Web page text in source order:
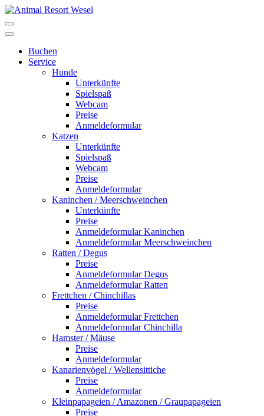
Buchen
Service
Hunde
Unterkünfte
Spielspaß
Webcam
Preise
Anmeldeformular
Katzen
Unterkünfte
Spielspaß
Webcam
Preise
Anmeldeformular
Kaninchen / Meerschweinchen
Unterkünfte
Preise
Anmeldeformular Kaninchen
Anmeldeformular Meerschweinchen
Ratten / Degus
Preise
Anmeldeformular Degus
Anmeldeformular Ratten
Frettchen / Chinchillas
Preise
Anmeldeformular Frettchen
Anmeldeformular Chinchilla
Hamster / Mäuse
Preise
Anmeldeformular
Kanarienvögel / Wellensittiche
Preise
Anmeldeformular
Kleinpapageien / Amazonen / Graupapageien
Preise